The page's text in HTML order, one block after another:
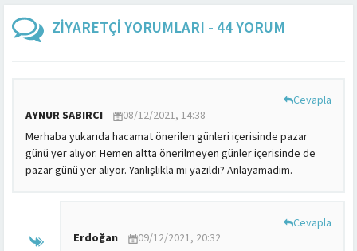
ZİYARETÇİ YORUMLARI - 44 YORUM
AYNUR SABIRCI
08/12/2021, 14:38
Merhaba yukarıda hacamat önerilen günleri içerisinde pazar
günü yer alıyor. Hemen altta önerilmeyen günler içerisinde de
pazar günü yer alıyor. Yanlışlıkla mı yazıldı? Anlayamadım.
Cevapla
Erdoğan
09/12/2021, 20:32
Cevapla